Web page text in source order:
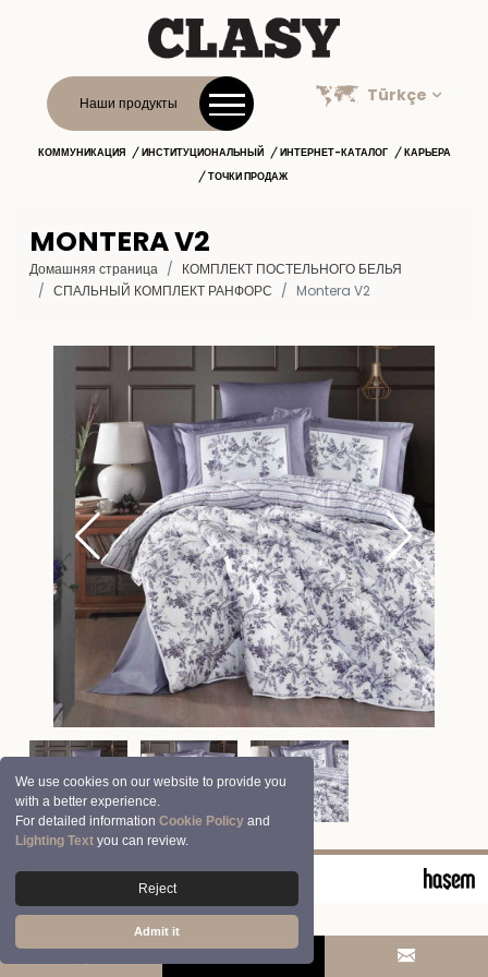
We use cookies on our website to provide you
with a better experience.
For detailed informationCookie Policy and
Lighting Text you can review.
Reject
Admit it
Наши продукты Türkçe
КОММУНИКАЦИЯ ИНСТИТУЦИОНАЛЬНЫЙ ИНТЕРНЕТ-КАТАЛОГ
КАРЬЕРА
ТОЧКИ ПРОДАЖ
MONTERA V2
Домашняя страница
КОМПЛЕКТ ПОСТЕЛЬНОГО БЕЛЬЯ
СПАЛЬНЫЙ КОМПЛЕКТ РАНФОРС
Montera V2
© 2026 Clasy | Aran Tekstil San. ve Tic. A.Ş.